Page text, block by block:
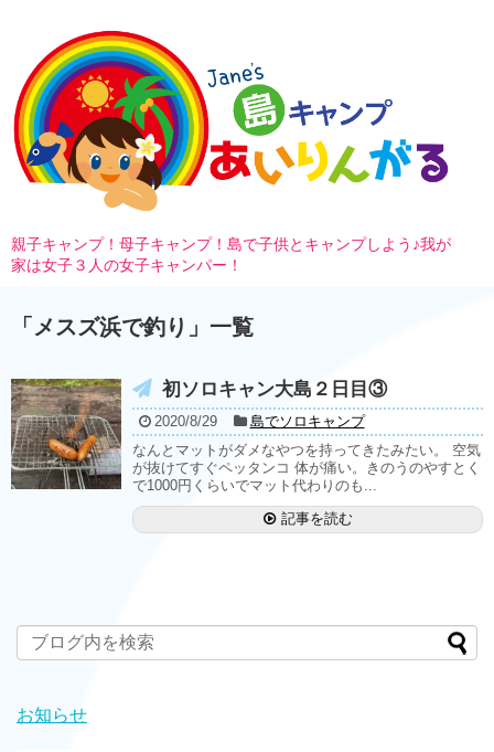
親子キャンプ！母子キャンプ！島で子供とキャンプしよう♪我が
家は女子３人の女子キャンパー！
「 メスズ浜で釣り 」 一覧
初ソロキャン大島２日目③
2020/8/29
島でソロキャンプ
なんとマットがダメなやつを持ってきたみたい。 空気
が抜けてすぐペッタンコ 体が痛い。きのうのやすとく
で1000円くらいでマット代わりのも...
記事を読む
お知らせ